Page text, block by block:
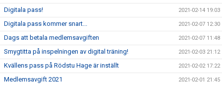
Digitala pass! 2021-02-14 19:03
Digitala pass kommer snart... 2021-02-07 12:30
Dags att betala medlemsavgiften 2021-02-07 11:48
Smygtitta på inspelningen av digital träning! 2021-02-03 21:12
Kvällens pass på Rödstu Hage är inställt 2021-02-02 17:22
Medlemsavgift 2021 2021-02-01 21:45